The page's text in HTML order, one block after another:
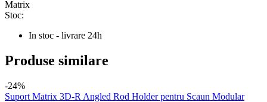
Matrix
Stoc:
In stoc - livrare 24h
Produse similare
-24%
Suport Matrix 3D-R Angled Rod Holder pentru Scaun Modular